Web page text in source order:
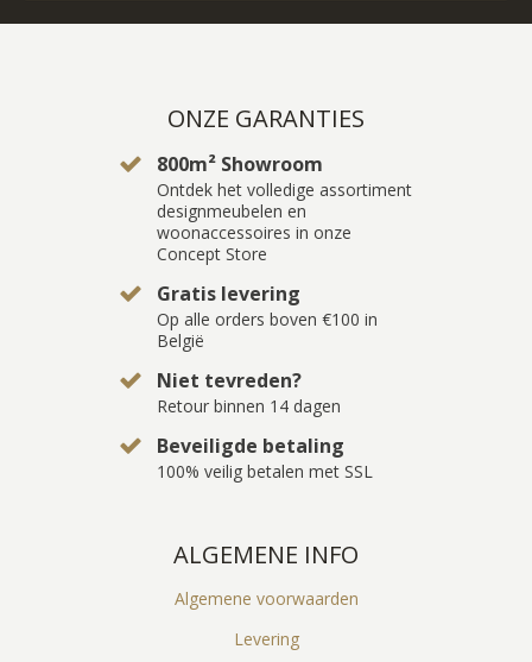
ONZE GARANTIES
800m² Showroom
Ontdek het volledige assortiment
designmeubelen en
woonaccessoires in onze
Concept Store
Gratis levering
Op alle orders boven €100 in
België
Niet tevreden?
Retour binnen 14 dagen
Beveiligde betaling
100% veilig betalen met SSL
ALGEMENE INFO
Algemene voorwaarden
Levering